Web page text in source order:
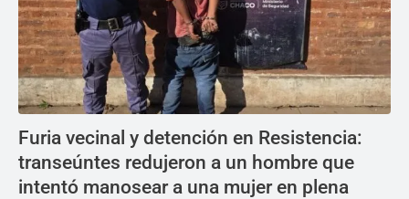
Furia vecinal y detención en Resistencia:
transeúntes redujeron a un hombre que
intentó manosear a una mujer en plena